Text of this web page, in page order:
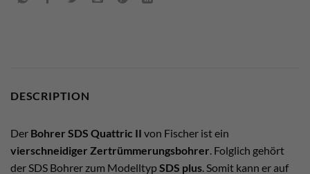
DESCRIPTION
Der Bohrer SDS Quattric II von Fischer ist ein
vierschneidiger Zertrümmerungsbohrer . Folglich gehört
der SDS Bohrer zum Modelltyp SDS plus . Somit kann er auf